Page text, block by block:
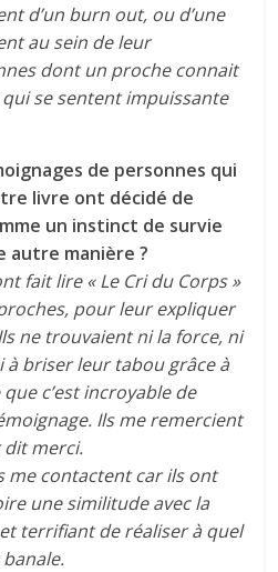
d’un burn out, ou d’une
au sein de leur
dont un proche connait
se sentent impuissante
de personnes qui
livre ont décidé de
un instinct de survie
autre manière ?
fait lire « Le Cri du Corps »
pour leur expliquer
ne trouvaient ni la force, ni
à briser leur tabou grâce à
c’est incroyable de
Ils me remercient
dit merci.
me contactent car ils ont
une similitude avec la
terrifiant de réaliser à quel